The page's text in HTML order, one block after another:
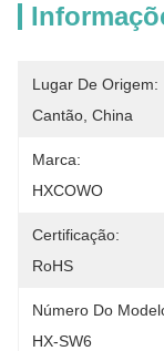
Lugar De Origem:
Cantão, China
Marca:
HXCOWO
Certificação:
RoHS
Número Do
HX-SW6